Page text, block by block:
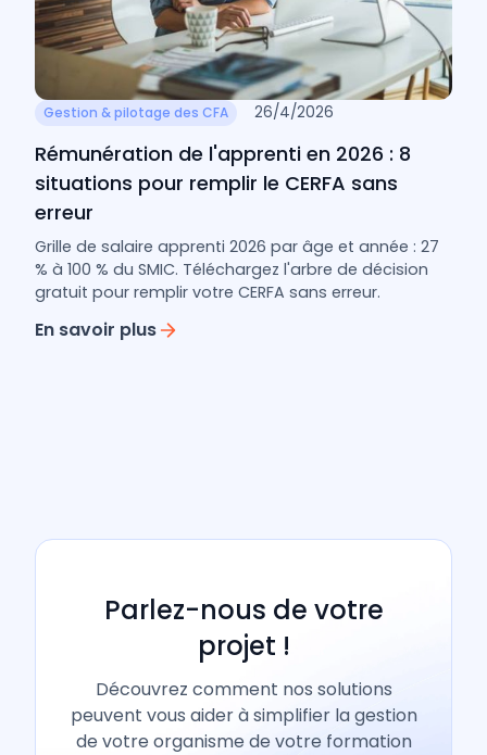
Gestion & pilotage des CFA 26/4/2026
Rémunération de l'apprenti en 2026 : 8
situations pour remplir le CERFA sans
erreur
Grille de salaire apprenti 2026 par âge et année : 27
% à 100 % du SMIC. Téléchargez l'arbre de décision
gratuit pour remplir votre CERFA sans erreur.
En savoir plus
Parlez-nous de votre
projet !
Découvrez comment nos solutions
peuvent vous aider à simplifier la gestion
de votre organisme de votre formation